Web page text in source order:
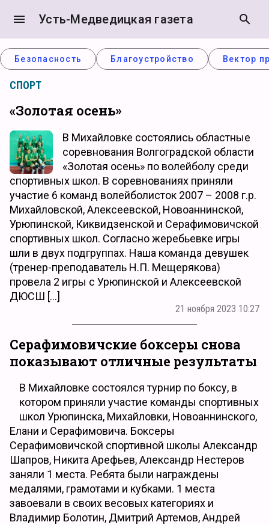
menu Усть-Медведицкая газета search
Безопасность Благоустройство Вектор
СПОРТ
«Золотая осень»
В Михайловке состоялись областные
соревнования Волгоградской области
«Золотая осень» по волейболу среди
спортивных школ. В соревнованиях приняли
участие 6 команд волейболисток 2007 – 2008 г.р.
Михайловской, Алексеевской, Новоаннинской,
Урюпинской, Киквидзенской и Серафимовичской
спортивных школ. Согласно жеребьевке игры
шли в двух подгруппах. Наша команда девушек
(тренер-преподаватель Н.П. Мещерякова)
провела 2 игры с Урюпинской и Алексеевской
ДЮСШ […]
21 ноября 2023 10:27
Серафимовичские боксеры снова
показывают отличные результаты
В Михайловке состоялся турнир по боксу, в
котором приняли участие команды спортивных
школ Урюпинска, Михайловки, Новоаннинского,
Елани и Серафимовича. Боксеры
Серафимовичской спортивной школы Александр
Шапров, Никита Арефьев, Александр Нестеров
заняли 1 места. Ребята были награждены
медалями, грамотами и кубками. 1 места
завоевали в своих весовых категориях и
Владимир Болотин, Дмитрий Артемов, Андрей